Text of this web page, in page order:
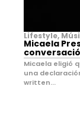
Lifestyle,
Micaela
Micaela eligió
una
written...